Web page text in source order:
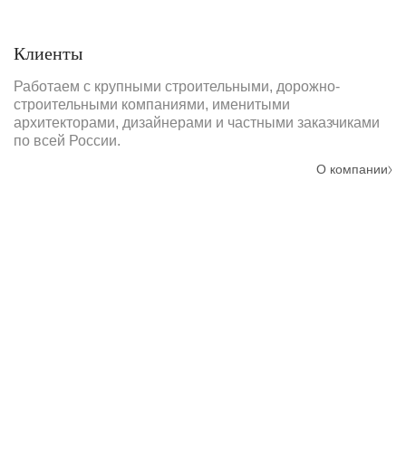
Клиенты
Работаем с крупными строительными, дорожно-
строительными компаниями, именитыми
архитекторами, дизайнерами и частными заказчиками
по всей России.
О компании